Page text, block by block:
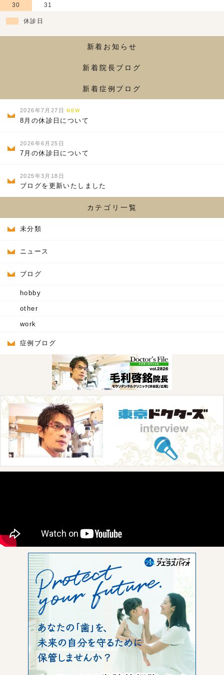
30
31
休診日
新着お知らせ
新着院長ブログ
新着症例ブログ
2026年7月27日NEW
8月の休診日について
2026年6月25日
7月の休診日について
2025年3月18日
ブログを更新いたしました
カテゴリ一覧
未分類
ニュース
ブログ
hobby
other
work
症例ブログ